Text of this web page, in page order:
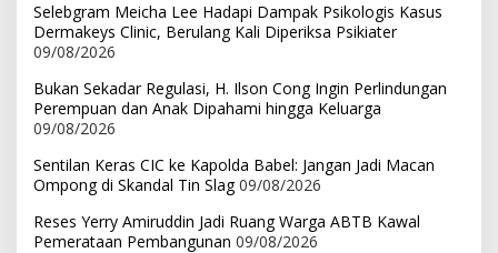
Selebgram Meicha Lee Hadapi Dampak Psikologis Kasus
Dermakeys Clinic, Berulang Kali Diperiksa Psikiater
09/08/2026
Bukan Sekadar Regulasi, H. Ilson Cong Ingin Perlindungan
Perempuan dan Anak Dipahami hingga Keluarga
09/08/2026
Sentilan Keras CIC ke Kapolda Babel: Jangan Jadi Macan
Ompong di Skandal Tin Slag 09/08/2026
Reses Yerry Amiruddin Jadi Ruang Warga ABTB Kawal
Pemerataan Pembangunan 09/08/2026